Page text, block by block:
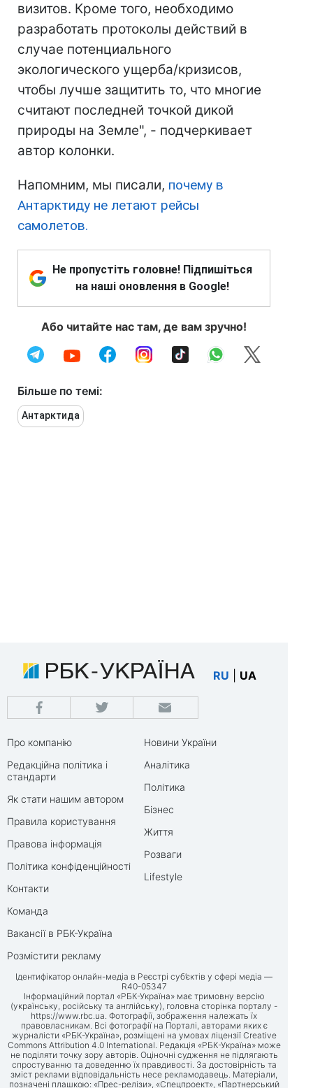
визитов. Кроме того, необходимо
разработать протоколы действий в
случае потенциального
экологического ущерба/кризисов,
чтобы лучше защитить то, что многие
считают последней точкой дикой
природы на Земле", - подчеркивает
автор колонки.
Напомним, мы писали, почему в
Антарктиду не летают рейсы
самолетов.
Не пропустіть головне! Підпишіться
на наші оновлення в Google!
Або читайте нас там, де вам зручно!
Більше по темі:
Антарктида
RU UA
Про компанію
Редакційна політика і
стандарти
Як стати нашим автором
Правила користування
Правова інформація
Політика конфіденційності
Контакти
Команда
Вакансії в РБК-Україна
Розмістити рекламу
Новини України
Аналітика
Політика
Бізнес
Життя
Розваги
Lifestyle
Ідентифікатор онлайн-медіа в Реєстрі суб’єктів у сфері медіа —
R40-05347
Інформаційний портал «РБК-Україна» має тримовну версію
(українську, російську та англійську), головна сторінка порталу -
https://www.rbc.ua. Фотографії, зображення належать їх
правовласникам. Всі фотографії на Порталі, авторами яких є
журналісти «РБК-Україна», розміщені на умовах ліцензії Creative
Commons Attribution 4.0 International. Редакція «РБК-Україна» може
не поділяти точку зору авторів. Оціночні судження не підлягають
спростуванню та доведенню їх правдивості. За достовірність та
зміст реклами відповідальність несе рекламодавець. Матеріали,
позначені плашкою: «Прес-релізи», «Спецпроект», «Партнерський